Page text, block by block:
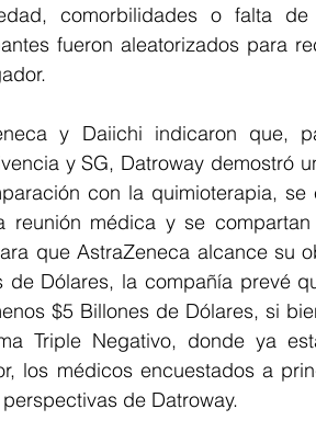
comorbilidades o falta
fueron aleatorizados para
y Daiichi indicaron que,
y SG, Datroway demostró
con la quimioterapia,
reunión médica y se
que AstraZeneca alcance su
de Dólares, la compañía prevé
$5 Billones de Dólares, si
Triple Negativo, donde ya
los médicos encuestados a
de Datroway.